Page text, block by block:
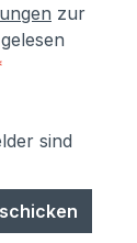
zur
gelesen
sind